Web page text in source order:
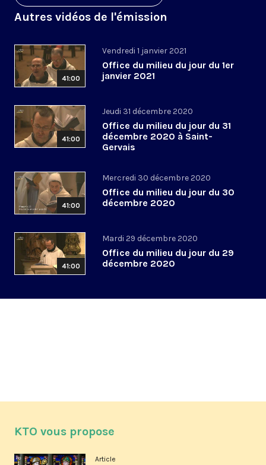
Autres vidéos de l'émission
41:00
Vendredi 1 janvier 2021
Office du milieu du jour du 1er
janvier 2021
41:00
Jeudi 31 décembre 2020
Office du milieu du jour du 31
décembre 2020 à Saint-
Gervais
41:00
Mercredi 30 décembre 2020
Office du milieu du jour du 30
décembre 2020
41:00
Mardi 29 décembre 2020
Office du milieu du jour du 29
décembre 2020
KTO vous propose
Article